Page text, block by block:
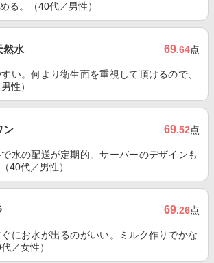
る。（40代／男性）
然水 69.64点
い。何より衛生面を重視して頂けるので、
性）
ン 69.52点
水の配送が定期的。サーバーのデザインも
40代／男性）
69.26点
にお水が出るのがいい。ミルク作りでかな
／女性）